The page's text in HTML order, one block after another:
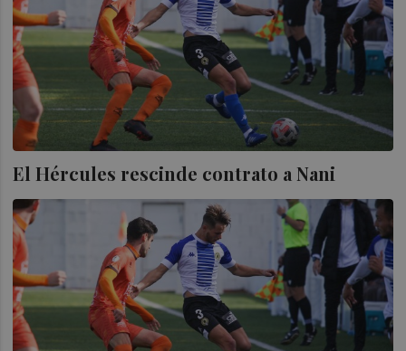
El Hércules rescinde contrato a Nani